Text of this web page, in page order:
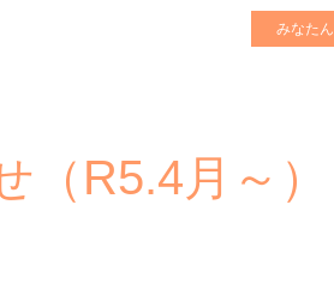
みなたん
R5.4月～）